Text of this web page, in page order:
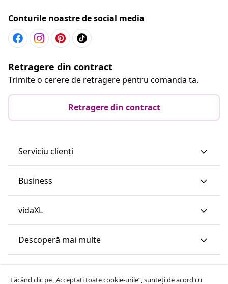
Conturile noastre de social media
Retragere din contract
Trimite o cerere de retragere pentru comanda ta.
Retragere din contract
Serviciu clienți
Business
vidaXL
Descoperă mai multe
Făcând clic pe „Acceptați toate cookie-urile”, sunteți de acord cu